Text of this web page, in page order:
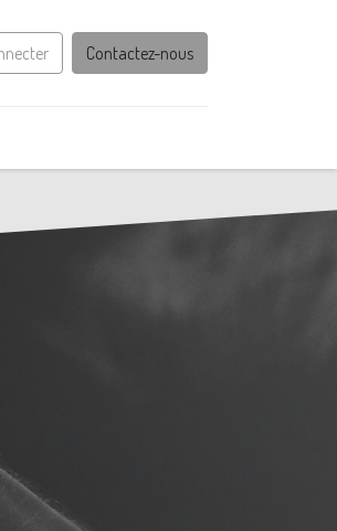
Contactez-nous